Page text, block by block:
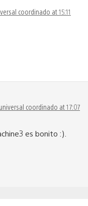
coordinado at 15:11
coordinado at 17:07
es bonito :).